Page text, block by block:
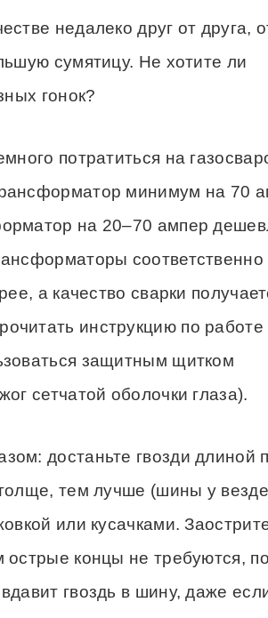
недалеко друг от друга,
сумятицу. Не хотите ли
гонок?
потратиться на
минимум на 70
на 20–70 ампер
соответственно
а качество сварки
инструкцию по работе
защитным щитком
сетчатой оболочки глаза).
достаньте гвозди длиной
тем лучше (шины у
или кусачками.
концы не требуются,
гвоздь в шину, даже